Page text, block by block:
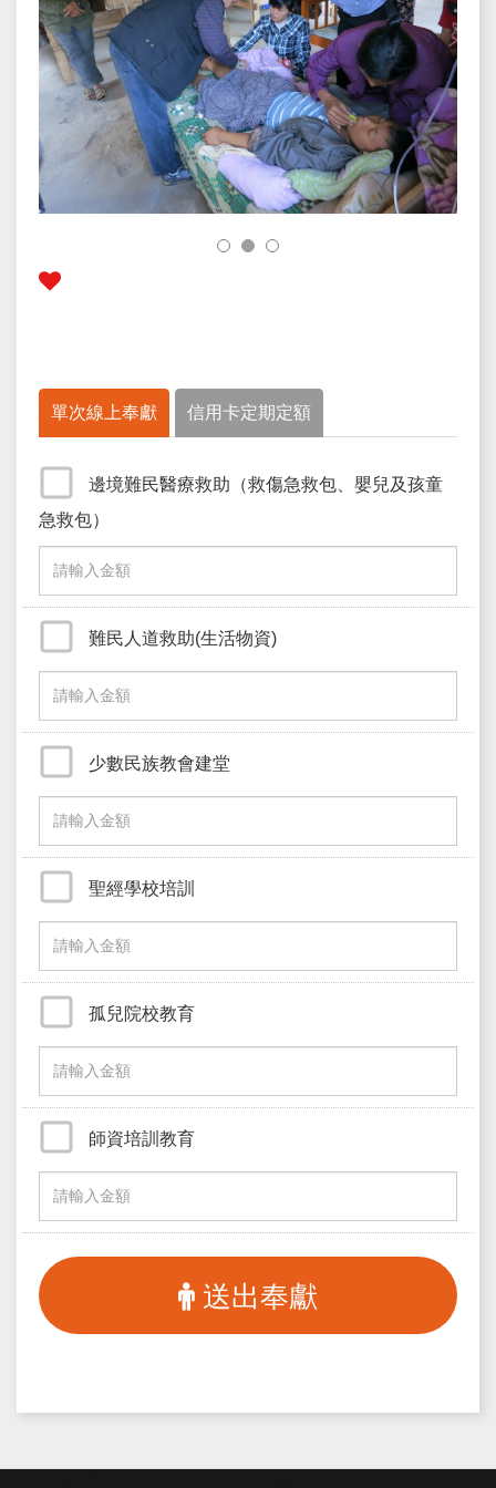
單次線上奉獻 信用卡定期定額
邊境難民醫療救助（救傷急救包、嬰兒及孩童
急救包）
難民人道救助(生活物資)
少數民族教會建堂
聖經學校培訓
孤兒院校教育
師資培訓教育
送出奉獻